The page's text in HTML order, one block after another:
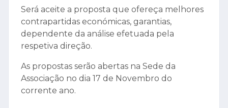
Será aceite a proposta que ofereça melhores
contrapartidas económicas, garantias,
dependente da análise efetuada pela
respetiva direção.
As propostas serão abertas na Sede da
Associação no dia 17 de Novembro do
corrente ano.